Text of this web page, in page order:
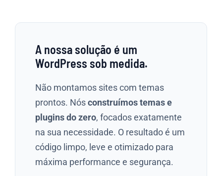
A nossa solução é um
WordPress sob medida.
Não montamos sites com temas
prontos. Nósconstruímos temas e
plugins do zero, focados exatamente
na sua necessidade. O resultado é um
código limpo, leve e otimizado para
máxima performance e segurança.